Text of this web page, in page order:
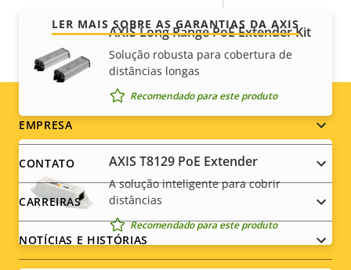
AXIS Long Range PoE Extender Kit
Solução robusta para cobertura de
distâncias longas
Recomendado para este produto
AXIS T8129 PoE Extender
A solução inteligente para cobrir
distâncias
Recomendado para este produto
LER MAIS SOBRE AS GARANTIAS DA AXIS
Footer
menu
EMPRESA
CONTATO
CARREIRAS
NOTÍCIAS E HISTÓRIAS